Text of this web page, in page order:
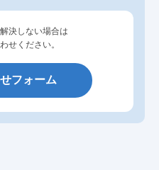
決しない場合は
せください。
フォーム